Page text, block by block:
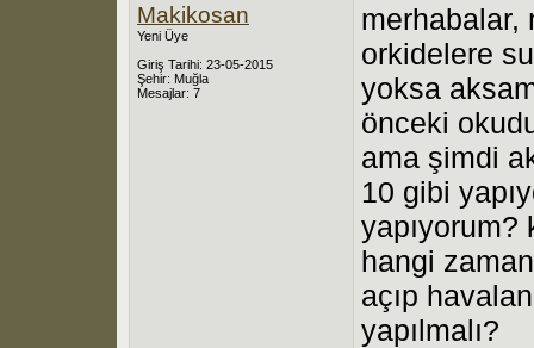
Makikosan
Yeni Üye
Giriş Tarihi: 23-05-2015
Şehir: Muğla
Mesajlar: 7
merhabalar,
orkidelere
yoksa
önceki
ama şimdi
10 gibi
yapıyorum?
hangi
açıp
yapılmalı?